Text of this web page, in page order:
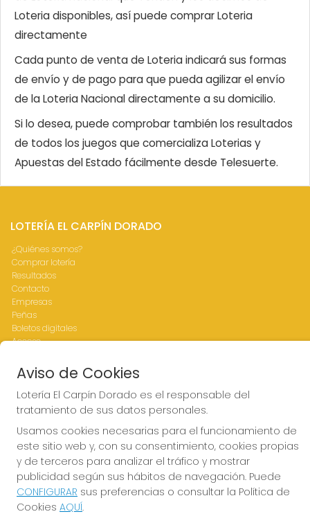
Loteria disponibles, así puede comprar Loteria
directamente
Cada punto de venta de Loteria indicará sus formas
de envío y de pago para que pueda agilizar el envío
de la Loteria Nacional directamente a su domicilio.
Si lo desea, puede comprobar también los resultados
de todos los juegos que comercializa Loterias y
Apuestas del Estado fácilmente desde Telesuerte.
LOTERÍA EL CARPÍN DORADO
¿Quiénes somos?
Comprar lotería
Resultados
Contacto
Empresas
Peñas
Boletos digitales
Acceso
CONTACTO
ADMINISTRACION DE LOTERIAS Nº76-VALENCIA Receptor
963341264
Clica aquí para contactar por WhatsApp
676642156
loteria@elcarpindorado.com
Calle San Valero, 4 bajo
Valencia, 46005
Aviso de Cookies
Lotería El Carpín Dorado es el responsable del
tratamiento de sus datos personales.
Usamos cookies necesarias para el funcionamiento de
este sitio web y, con su consentimiento, cookies propias
y de terceros para analizar el tráfico y mostrar
publicidad según sus hábitos de navegación. Puede
CONFIGURAR sus preferencias o consultar la Política de
Cookies AQUÍ.